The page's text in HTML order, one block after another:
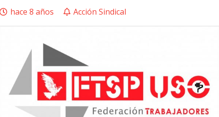
hace 8 años Acción Sindical